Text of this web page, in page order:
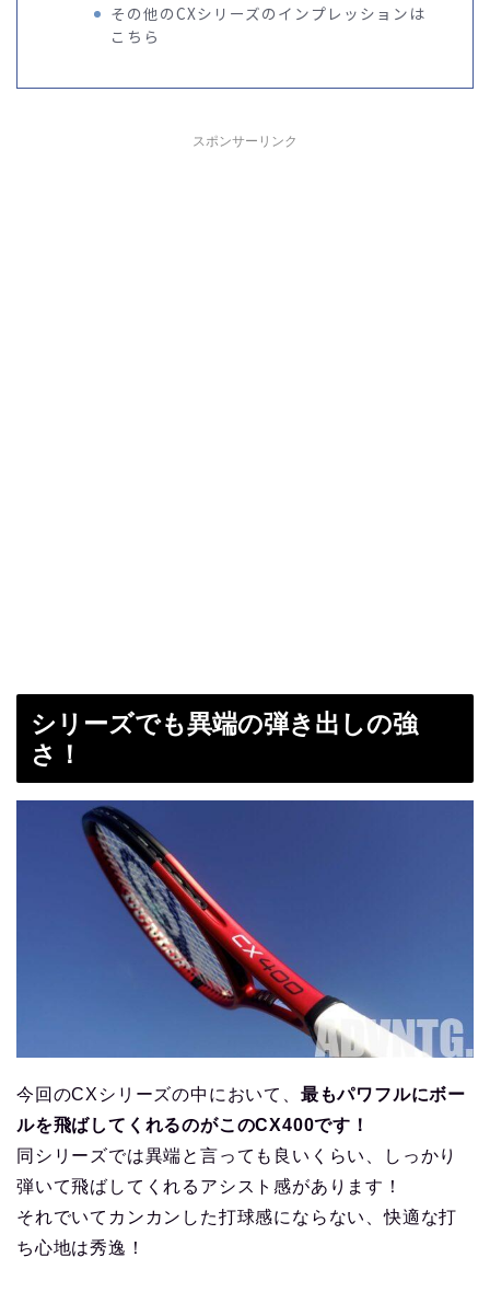
その他のCXシリーズのインプレッションは
こちら
スポンサーリンク
シリーズでも異端の弾き出しの強
さ！
今回のCXシリーズの中において、 最もパワフルにボー
ルを飛ばしてくれるのがこのCX400です！
同シリーズでは異端と言っても良いくらい、しっかり
弾いて飛ばしてくれるアシスト感があります！
それでいてカンカンした打球感にならない、快適な打
ち心地は秀逸！